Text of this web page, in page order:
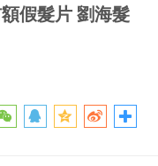
假髮片 劉海髮